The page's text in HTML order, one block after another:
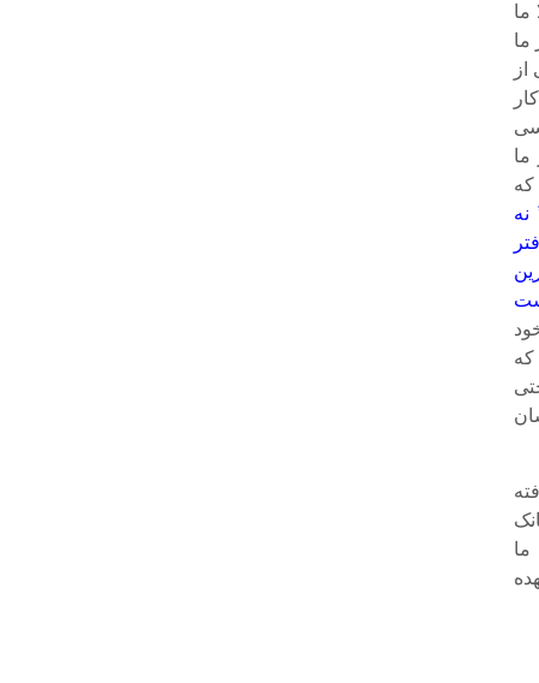
ما
ما
طرف بازرسی
از ما
که
نه
را که
ما